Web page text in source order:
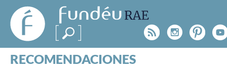
FundéuRAE
- Fundación
del Español
Urgente
Rss
RECOMENDACIONES